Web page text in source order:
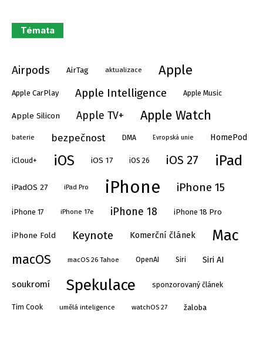
Témata
Airpods AirTag aktualizace Apple
Apple CarPlay Apple Intelligence Apple Music
Apple Silicon Apple TV+ Apple Watch
baterie bezpečnost DMA Evropská unie HomePod
iCloud+ iOS iOS 17 iOS 26 iOS 27 iPad
iPadOS 27 iPad Pro iPhone iPhone 15
iPhone 17 iPhone 17e iPhone 18 iPhone 18 Pro
iPhone Fold Keynote Komerční článek Mac
macOS macOS 26 Tahoe OpenAI Siri Siri AI
soukromí Spekulace sponzorovaný článek
Tim Cook umělá inteligence watchOS 27 žaloba